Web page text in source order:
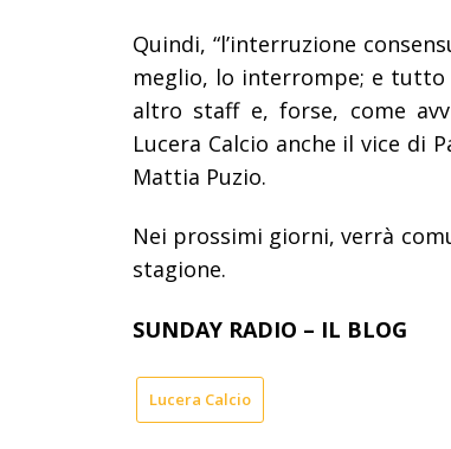
Quindi, “l’interruzione
meglio, lo interrompe; e
altro staff e, forse, come
Lucera Calcio anche il vice di
Mattia Puzio.
Nei prossimi giorni, verrà
stagione.
SUNDAY RADIO – IL BLOG
Lucera Calcio